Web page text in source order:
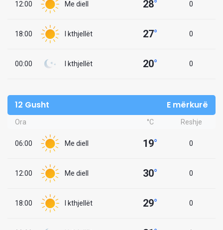
12:00 Me diell 28° 0
18:00 I kthjellët 27° 0
00:00 I kthjellët 20° 0
12 Gusht E mërkurë
Ora °C Reshje
06:00 Me diell 19° 0
12:00 Me diell 30° 0
18:00 I kthjellët 29° 0